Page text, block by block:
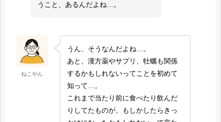
うこと、あるんだよね…。
ねこやん
うん、そうなんだよね…。
あと、漢方薬やサプリ、牡蠣も関係
するかもしれないってことを初めて
知って…。
これまで当たり前に食べたり飲んだ
りしてたものが、もしかしたらきっ